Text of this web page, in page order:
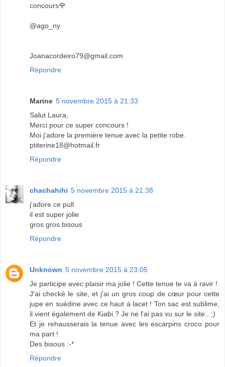
concours🌹
@ago_ny
Joanacordeiro79@gmail.com
Répondre
Marine 5 novembre 2015 à 21:33
Salut Laura,
Merci pour ce super concours !
Moi j'adore la première tenue avec la petite robe.
ptiterine18@hotmail.fr
Répondre
chachahihi 5 novembre 2015 à 21:38
j'adore ce pull
il est super jolie
gros gros bisous
Répondre
Unknown 5 novembre 2015 à 23:05
Je participe avec plaisir ma jolie ! Cette tenue te va à ravir !
J'ai checké le site, et j'ai un gros coup de cœur pour cette
jupe en suédine avec ce haut à lacet ! Ton sac est sublime,
il vient également de Kiabi ? Je ne l'ai pas vu sur le site.. ;)
Et je rehausserais la tenue avec les escarpins croco pour
ma part !
Des bisous :-*
Répondre